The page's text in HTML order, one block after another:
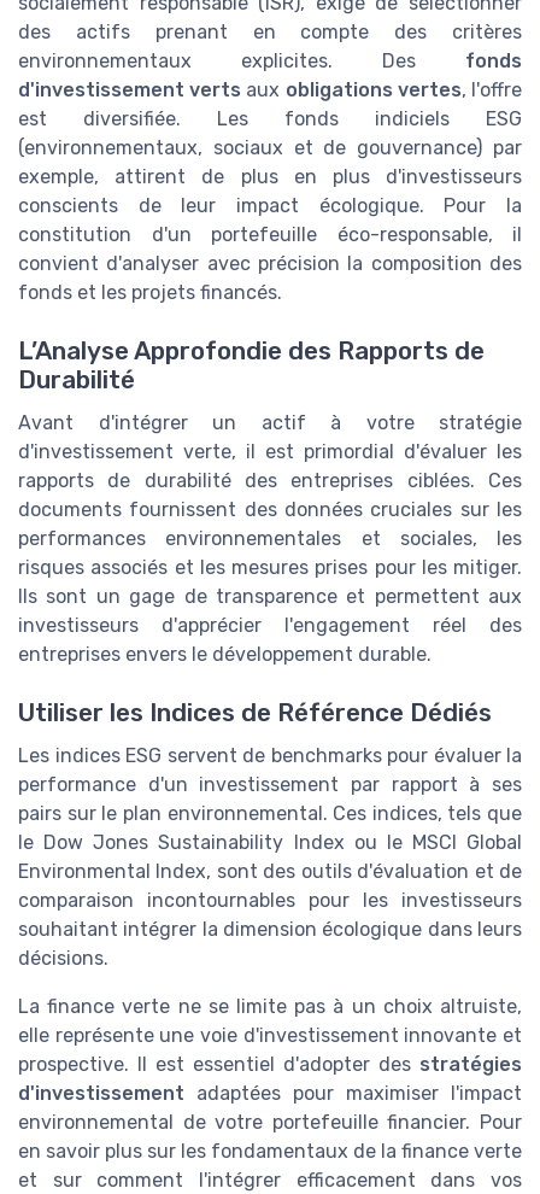
des actifs prenant en compte des critères
environnementaux explicites. Des fonds
d'investissement verts aux obligations vertes, l'offre
est diversifiée. Les fonds indiciels ESG
(environnementaux, sociaux et de gouvernance) par
exemple, attirent de plus en plus d'investisseurs
conscients de leur impact écologique. Pour la
constitution d'un portefeuille éco-responsable, il
convient d'analyser avec précision la composition des
fonds et les projets financés.
L’Analyse Approfondie des Rapports de
Durabilité
Avant d'intégrer un actif à votre stratégie
d'investissement verte, il est primordial d'évaluer les
rapports de durabilité des entreprises ciblées. Ces
documents fournissent des données cruciales sur les
performances environnementales et sociales, les
risques associés et les mesures prises pour les mitiger.
Ils sont un gage de transparence et permettent aux
investisseurs d'apprécier l'engagement réel des
entreprises envers le développement durable.
Utiliser les Indices de Référence Dédiés
Les indices ESG servent de benchmarks pour évaluer la
performance d'un investissement par rapport à ses
pairs sur le plan environnemental. Ces indices, tels que
le Dow Jones Sustainability Index ou le MSCI Global
Environmental Index, sont des outils d'évaluation et de
comparaison incontournables pour les investisseurs
souhaitant intégrer la dimension écologique dans leurs
décisions.
La finance verte ne se limite pas à un choix altruiste,
elle représente une voie d'investissement innovante et
prospective. Il est essentiel d'adopter des stratégies
d'investissement adaptées pour maximiser l'impact
environnemental de votre portefeuille financier. Pour
en savoir plus sur les fondamentaux de la finance verte
et sur comment l'intégrer efficacement dans vos